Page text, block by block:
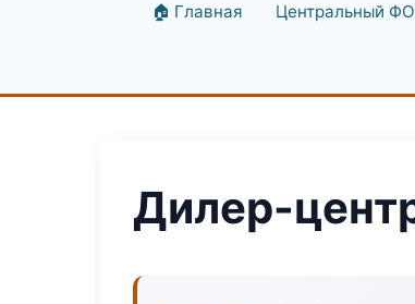
🏠 Главная Центральный ФО
Дилер-